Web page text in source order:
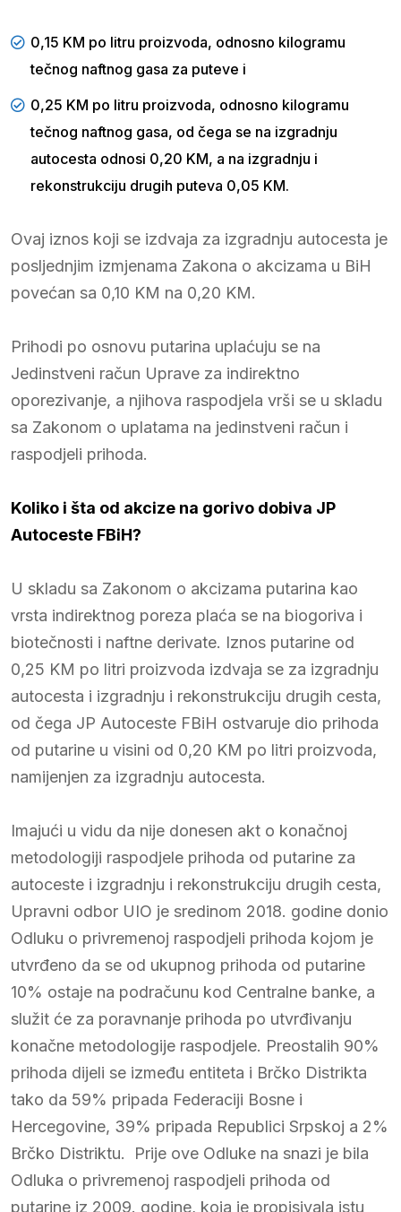
0,15 KM po litru proizvoda, odnosno kilogramu
tečnog naftnog gasa za puteve i
0,25 KM po litru proizvoda, odnosno kilogramu
tečnog naftnog gasa, od čega se na izgradnju
autocesta odnosi 0,20 KM, a na izgradnju i
rekonstrukciju drugih puteva 0,05 KM.
Ovaj iznos koji se izdvaja za izgradnju autocesta je
posljednjim izmjenama Zakona o akcizama u BiH
povećan sa 0,10 KM na 0,20 KM.
Prihodi po osnovu putarina uplaćuju se na
Jedinstveni račun Uprave za indirektno
oporezivanje, a njihova raspodjela vrši se u skladu
sa Zakonom o uplatama na jedinstveni račun i
raspodjeli prihoda.
Koliko i šta od akcize na gorivo dobiva JP
Autoceste FBiH?
U skladu sa Zakonom o akcizama putarina kao
vrsta indirektnog poreza plaća se na biogoriva i
biotečnosti i naftne derivate. Iznos putarine od
0,25 KM po litri proizvoda izdvaja se za izgradnju
autocesta i izgradnju i rekonstrukciju drugih cesta,
od čega JP Autoceste FBiH ostvaruje dio prihoda
od putarine u visini od 0,20 KM po litri proizvoda,
namijenjen za izgradnju autocesta.
Imajući u vidu da nije donesen akt o konačnoj
metodologiji raspodjele prihoda od putarine za
autoceste i izgradnju i rekonstrukciju drugih cesta,
Upravni odbor UIO je sredinom 2018. godine donio
Odluku o privremenoj raspodjeli prihoda kojom je
utvrđeno da se od ukupnog prihoda od putarine
10% ostaje na podračunu kod Centralne banke, a
služit će za poravnanje prihoda po utvrđivanju
konačne metodologije raspodjele. Preostalih 90%
prihoda dijeli se između entiteta i Brčko Distrikta
tako da 59% pripada Federaciji Bosne i
Hercegovine, 39% pripada Republici Srpskoj a 2%
Brčko Distriktu. Prije ove Odluke na snazi je bila
Odluka o privremenoj raspodjeli prihoda od
putarine iz 2009. godine, koja je propisivala istu